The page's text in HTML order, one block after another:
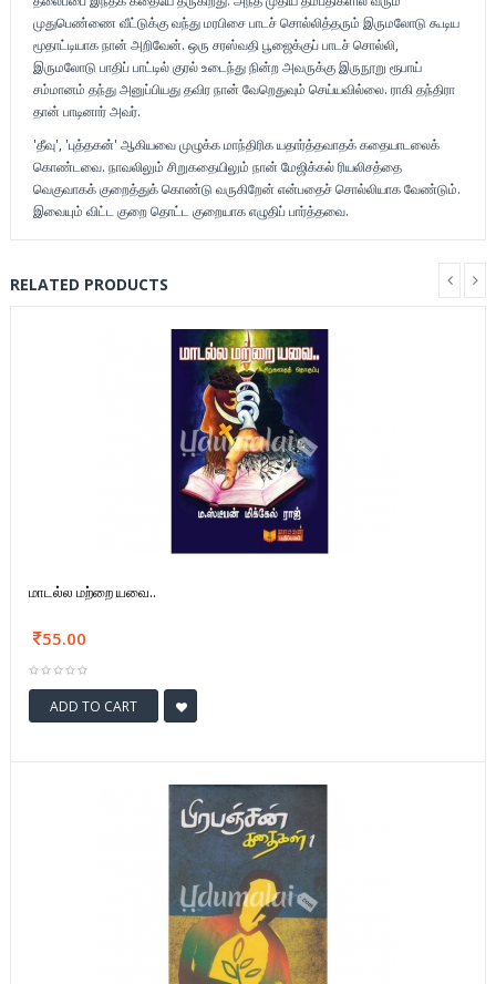
முதுபெண்ணை வீட்டுக்கு வந்து மரபிசை பாடச் சொல்லித்தரும் இருமலோடு கூடிய
மூதாட்டியாக நான் அறிவேன். ஒரு சரஸ்வதி பூஜைக்குப் பாடச் சொல்லி,
இருமலோடு பாதிப் பாட்டில் குரல் உடைந்து நின்ற அவருக்கு இருநூறு ரூபாய்
சம்மானம் தந்து அனுப்பியது தவிர நான் வேறெதுவும் செய்யவில்லை. ராகி தந்திரா
தான் பாடினார் அவர்.
'தீவு', 'புத்தகன்' ஆகியவை முழுக்க மாந்திரிக யதார்த்தவாதக் கதையாடலைக்
கொண்டவை. நாவலிலும் சிறுகதையிலும் நான் மேஜிக்கல் ரியலிசத்தை
வெகுவாகக் குறைத்துக் கொண்டு வருகிறேன் என்பதைச் சொல்லியாக வேண்டும்.
இவையும் விட்ட குறை தொட்ட குறையாக எழுதிப் பார்த்தவை.
RELATED PRODUCTS
மாடல்ல மற்றை யவை..
55.00
ADD TO CART